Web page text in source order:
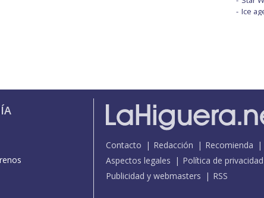
Ice
Contacto Redacción Recomienda
Aspectos legales
Política de privacidad
Publicidad y webmasters
RSS